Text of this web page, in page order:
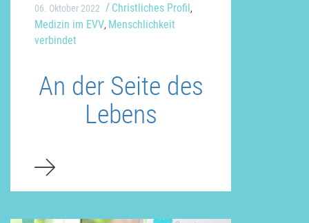
06. Oktober 2022 Christliches Profil,
Medizin im EVV, Menschlichkeit
verbindet
An der Seite des
Lebens